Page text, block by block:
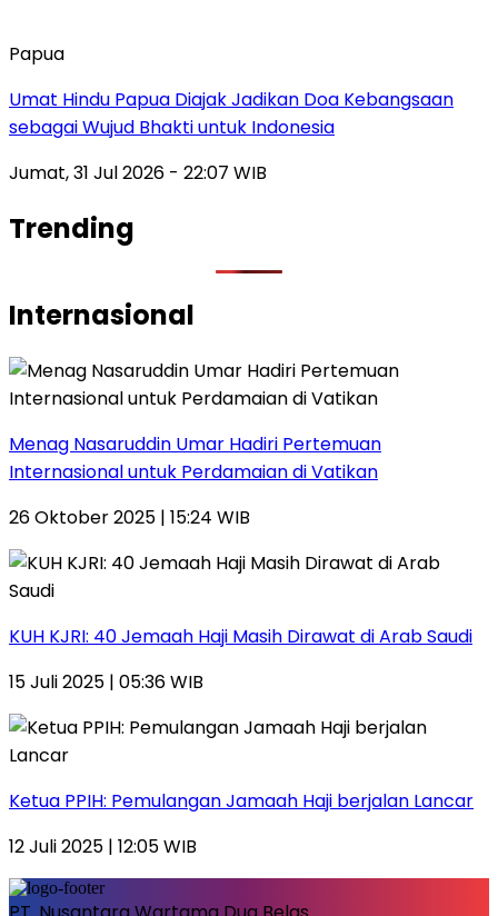
Papua
Umat Hindu Papua Diajak Jadikan Doa Kebangsaan
sebagai Wujud Bhakti untuk Indonesia
Jumat, 31 Jul 2026 - 22:07 WIB
Trending
Internasional
Menag Nasaruddin Umar Hadiri Pertemuan
Internasional untuk Perdamaian di Vatikan
26 Oktober 2025 | 15:24 WIB
KUH KJRI: 40 Jemaah Haji Masih Dirawat di Arab Saudi
15 Juli 2025 | 05:36 WIB
Ketua PPIH: Pemulangan Jamaah Haji berjalan Lancar
12 Juli 2025 | 12:05 WIB